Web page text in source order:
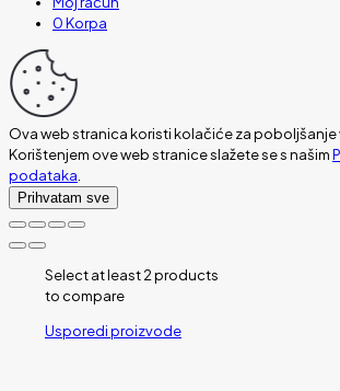
0Korpa
Ova web stranica koristi kolačiće za poboljšanje
Korištenjem ove web stranice slažete se s našim
podataka.
Prihvatam sve
Select at least 2 products
to compare
Usporedi proizvode